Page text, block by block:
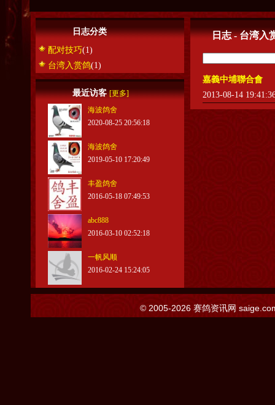
日志分类
配对技巧(1)
台湾入赏鸽(1)
最近访客[更多]
海波鸽舍
2020-08-25 20:56:18
海波鸽舍
2019-05-10 17:20:49
丰盈鸽舍
2016-05-18 07:49:53
abc888
2016-03-10 02:52:18
一帆风顺
2016-02-24 15:24:05
日志 - 台湾入
嘉義中埔聯合會
2013-08-14
© 2005-2026 赛鸽资讯网